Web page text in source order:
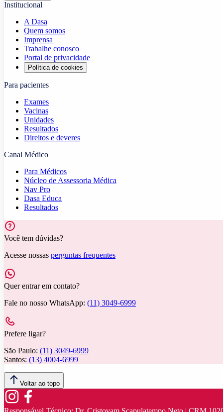
Institucional
A Dasa
Quem somos
Imprensa
Trabalhe conosco
Portal de privacidade
Política de cookies
Para pacientes
Exames
Vacinas
Unidades
Resultados
Direitos e deveres
Canal Médico
Para Médicos
Núcleo de Assessoria Médica
Nav Pro
Dasa Educa
Resultados
Você tem dúvidas?
Acesse nossas perguntas frequentes
Quer entrar em contato?
Fale no nosso WhatsApp: (11) 3049-6999
Prefere ligar?
São Paulo: (11) 3049-6999
Santos: (13) 4004-6999
Voltar ao topo